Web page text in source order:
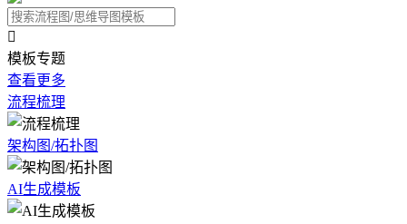

模板专题
查看更多
流程梳理
架构图/拓扑图
AI生成模板